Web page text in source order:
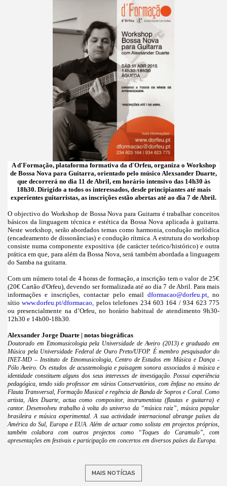
A d'Formação, plataforma formativa da d'Orfeu, organiza o Workshop
de Bossa Nova para Guitarra, orientado pelo músico Alexsander Duarte,
que decorrerá no dia 11 de Abril, em horário intensivo das 14h30 às
18h30. Dirigido a todos os interessados, desde principiantes até mais
experientes guitarristas, as inscrições estão abertas até ao dia 7 de Abril.
O objectivo do Workshop de Bossa Nova para Guitarra é trabalhar conceitos
básicos da linguagem técnica e estética da Bossa Nova aplicada à guitarra.
Neste workshop, serão abordados temas como harmonia, condução melódica
(encadeamento de dissonâncias) e condução rítmica. A estrutura do workshop
consiste numa componente expositiva (de carácter teórico/histórico) e outra
prática em que, para além da Bossa Nova, será também abordada a linguagem
do Samba na guitarra.
Com um número total de 4 horas de formação, a inscrição tem o valor de 25€
(20€ Cartão d'Orfeu), devendo ser formalizada até ao dia 7 de Abril. Para mais
informações e inscrições, contactar pelo email dformacao@dorfeu.pt, no
sítiowww.dorfeu.pt/dformacao, pelos telefones 234 603 164 / 934 623 775
ou presencialmente na d’Orfeu, no horário habitual de atendimento 9h30-
12h30 e 14h00-18h30.
Alexsander Jorge Duarte | notas biográficas
Doutorado em Etnomusicologia pela Universidade de Aveiro (2013) e graduado em
Música pela Universidade Federal de Ouro Preto/UFOP. É membro pesquisador do
INET-MD – Instituto de Etnomusicologia, Centro de Estudos em Música e Dança -
Pólo Aveiro. Os estudos de acustemologia e paisagem sonora associados à música e
identidade constituem alguns dos seus interesses de investigação. Possui experiência
pedagógica, tendo sido professor em vários Conservatórios, com ênfase no ensino de
Flauta Transversal, Formação Musical e regência de Banda de Sopros e Coral. Como
artista, Alex Duarte, actua como compositor, instrumentista (flautas e guitarra) e
cantor. Desenvolveu trabalho à volta do universo da “música raiz”, música popular
brasileira e música experimental. A sua actividade internacional abrange países da
América do Sul, Europa e EUA. Além de actuar como solista em projectos próprios,
também colabora com outros projectos como “Toques do Caramulo”, com
apresentações em festivais e participação em concertos em diversos países da Europa.
MAIS NOTÍCIAS